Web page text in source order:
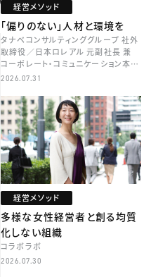
経営メソッド
「偏りのない」人材と環境を
タナベコンサルティンググループ 社外
取締役／日本ロレアル 元副社長 兼
コーポレート・コミュニケーション本部
本部長／キャリアコンサルタント 井村
2026.07.31
経営メソッド
多様な女性経営者と創る均質
化しない組織
コラボラボ
2026.07.30